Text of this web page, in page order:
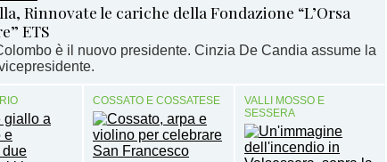
Rinnovate le cariche della Fondazione “L’Orsa
ETS
è il nuovo presidente. Cinzia De Candia assume la
COSSATO E COSSATESE
VALLI MOSSO E
SESSERA